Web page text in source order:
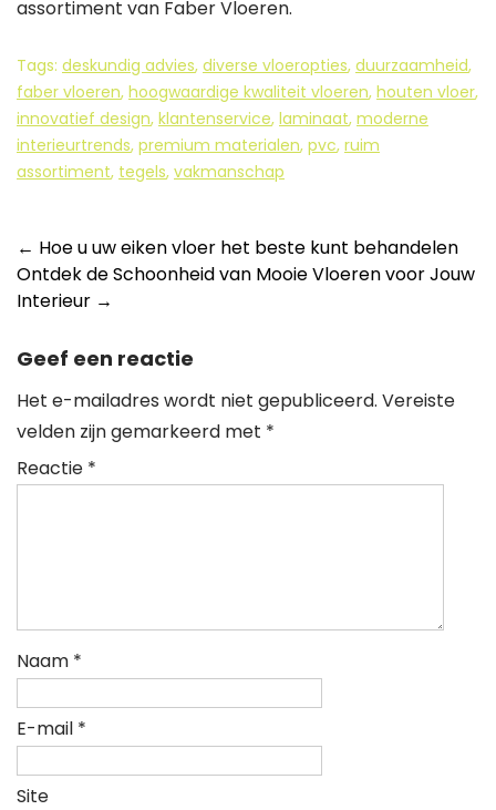
assortiment van Faber Vloeren.
Tags: deskundig advies, diverse vloeropties, duurzaamheid,
faber vloeren, hoogwaardige kwaliteit vloeren, houten vloer,
innovatief design, klantenservice, laminaat, moderne
interieurtrends, premium materialen, pvc, ruim
assortiment, tegels, vakmanschap
Berichtnavigatie
← Hoe u uw eiken vloer het beste kunt behandelen
Ontdek de Schoonheid van Mooie Vloeren voor Jouw
Interieur →
Geef een reactie
Het e-mailadres wordt niet gepubliceerd. Vereiste
velden zijn gemarkeerd met *
Reactie *
Naam *
E-mail *
Site